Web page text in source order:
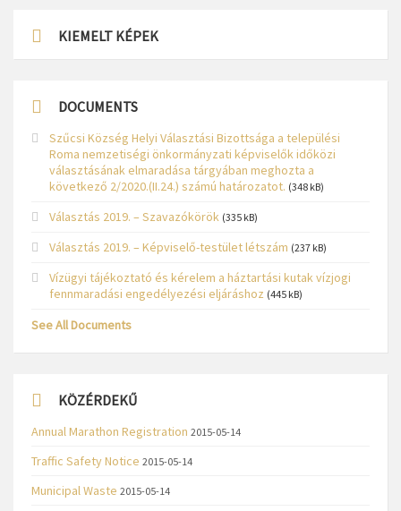
KIEMELT KÉPEK
DOCUMENTS
Szűcsi Község Helyi Választási Bizottsága a települési
Roma nemzetiségi önkormányzati képviselők időközi
választásának elmaradása tárgyában meghozta a
következő 2/2020.(II.24.) számú határozatot. (348 kB)
Választás 2019. – Szavazókörök (335 kB)
Választás 2019. – Képviselő-testület létszám (237 kB)
Vízügyi tájékoztató és kérelem a háztartási kutak vízjogi
fennmaradási engedélyezési eljáráshoz (445 kB)
See All Documents
KÖZÉRDEKŰ
Annual Marathon Registration 2015-05-14
Traffic Safety Notice 2015-05-14
Municipal Waste 2015-05-14